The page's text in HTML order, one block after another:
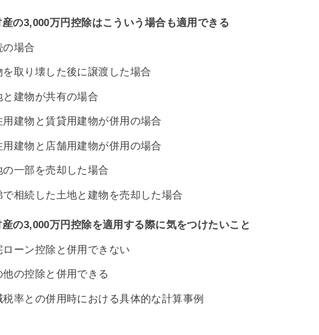
の3,000万円控除はこういう場合も適用できる
の場合
を取り壊した後に譲渡した場合
と建物が共有の場合
用建物と賃貸用建物が併用の場合
用建物と店舗用建物が併用の場合
の一部を売却した場合
で相続した土地と建物を売却した場合
の3,000万円控除を適用する際に気をつけたいこと
ローン控除と併用できない
他の控除と併用できる
税率との併用時における具体的な計算事例